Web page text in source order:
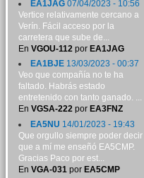
EA1JAG07/04/2023 - 10:56
Vertice relativamente cercano a
Verín. Fácil acceso por la
carretera que sube de...
En VGOU-112por EA1JAG
EA1BJE13/03/2023 - 00:37
Veo que compañía no te ha
faltado. Habrás estado
entretenido con tanto ganado. ...
En VGSA-222por EA3FNZ
EA5NU 14/01/2023 - 19:43
Que orgullo siempre poder decir
que a mí me enseñó EA5CMP.
Gracias Paco por est...
En VGA-031 por EA5CMP